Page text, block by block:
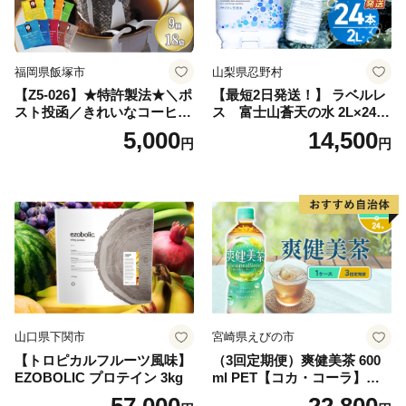
ふかむしちゃ 急須 甘み 川崎
町 送料無料
福岡県飯塚市
【Z5-026】★特許製法★＼ポ
スト投函／きれいなコーヒー
ドリップバッグ9種セット(18
袋)ゆうパケットでお届け！
5,000円
山梨県忍野村
【最短2日発送！】 ラベルレ
ス 富士山蒼天の水 2L×24本
（4ケース）※離島不可 天然
水 ミネラルウォーター 水 ペ
産 シリカ ミネラル 美容 備蓄
防災 長期保存 富士山 山梨県
忍野村
14,500円
山口県下関市
【トロピカルフルーツ風味】
EZOBOLIC プロテイン 3kg
宮崎県えびの市
（3回定期便）爽健美茶 600
ml PET【コカ・コーラ】ペ
ットボトル 1ケース(24本) 定